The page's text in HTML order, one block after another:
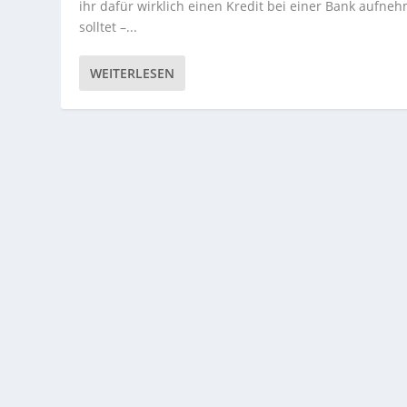
ihr dafür wirklich einen Kredit bei einer Bank
solltet –...
WEITERLESEN